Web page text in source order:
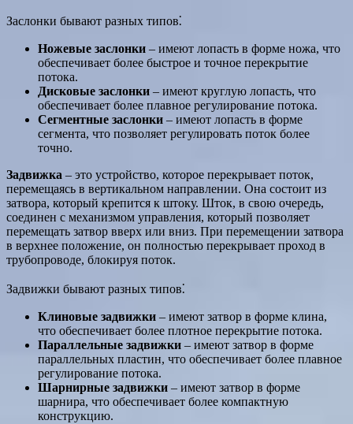
Заслонки бывают разных типов⁚
Ножевые заслонки – имеют лопасть в форме ножа, что
обеспечивает более быстрое и точное перекрытие
потока.
Дисковые заслонки – имеют круглую лопасть, что
обеспечивает более плавное регулирование потока.
Сегментные заслонки – имеют лопасть в форме
сегмента, что позволяет регулировать поток более
точно.
Задвижка – это устройство, которое перекрывает поток,
перемещаясь в вертикальном направлении. Она состоит из
затвора, который крепится к штоку. Шток, в свою очередь,
соединен с механизмом управления, который позволяет
перемещать затвор вверх или вниз. При перемещении затвора
в верхнее положение, он полностью перекрывает проход в
трубопроводе, блокируя поток.
Задвижки бывают разных типов⁚
Клиновые задвижки – имеют затвор в форме клина,
что обеспечивает более плотное перекрытие потока.
Параллельные задвижки – имеют затвор в форме
параллельных пластин, что обеспечивает более плавное
регулирование потока.
Шарнирные задвижки – имеют затвор в форме
шарнира, что обеспечивает более компактную
конструкцию.